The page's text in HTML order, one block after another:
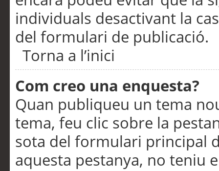
individuals desactivant la
del formulari de publicació.
Torna a l’inici
Com creo una enquesta?
Quan publiqueu un tema
tema, feu clic sobre la
sota del formulari principal
aquesta pestanya, no teniu